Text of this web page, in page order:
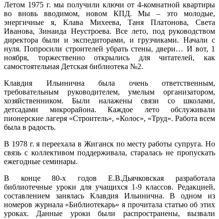
Летом 1975 г. мы получили ключи от 4-комнатной квартиры
во вновь вводимом, новом КПД. Мы – это молодые,
энергичные я, Клава Михеева, Таня Платонова, Света
Иванова, Зинаида Неустроева. Все лето, под руководством
директора были и экспедиторами, и грузчиками. Начали с
нуля. Попросили строителей убрать стены, двери… И вот, 1
ноября, торжественно открылись для читателей, как
самостоятельная Детская библиотека №2.
Клавдия Ильинична была очень ответственным,
требовательным руководителем, умелым организатором,
хозяйственником. Были налажены связи со школами,
детсадами микрорайона. Каждое лето обслуживали
пионерские лагеря «Строитель», «Колос», «Труд». Работа всем
была в радость.
В 1978 г. я переехала в Жиганск по месту работы супруга. Но
связь с коллективом поддерживала, старалась не пропускать
ежегодные семинары.
В конце 80-х годов Е.В.Дьячковская разработала
библиотечные уроки для учащихся 1-9 классов. Редакцией,
составлением занялась Клавдия Ильинична. В одном из
номеров журнала «Библиотекарь» я прочитала статью об этих
уроках. Данные уроки были распространены, вызвали